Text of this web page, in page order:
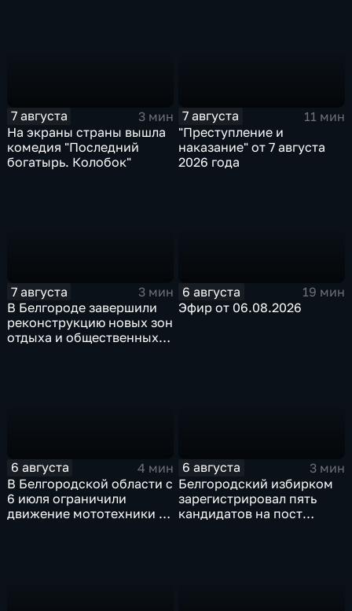
7 августа
3 мин
На экраны страны вышла
комедия "Последний
богатырь. Колобок"
7 августа
11 мин
"Преступление и
наказание" от 7 августа
2026 года
7 августа
3 мин
В Белгороде завершили
реконструкцию новых зон
отдыха и общественных
6 августа
19 мин
Эфир от 06.08.2026
6 августа
4 мин
В Белгородской области с
6 июля ограничили
движение мототехники в
6 августа
3 мин
Белгородский избирком
зарегистрировал пять
кандидатов на пост